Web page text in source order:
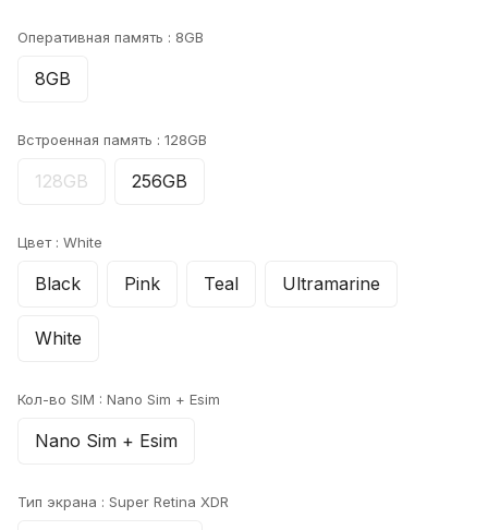
Оперативная память : 8GB
8GB
Встроенная память : 128GB
128GB 256GB
Цвет : White
Black Pink Teal Ultramarine
White
Кол-во SIM : Nano Sim + Esim
Nano Sim + Esim
Тип экрана : Super Retina XDR